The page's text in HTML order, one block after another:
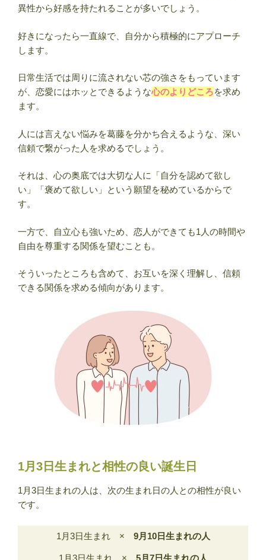
異性から好感を持たれることが多いでしょう。
好きになったら一直線で、自分から積極的にアプローチ
します。
日常生活では周りに流されない芯の強さをもっています
が、恋愛にはホッとできるような心のよりどころを求め
ます。
人には言えない悩みを葛藤を分かち合えるような、深い
信頼で繋がった人を求めるでしょう。
それは、心の奥底では大切な人に「自分を認めて欲し
い」「褒めて欲しい」という願望を秘めているからで
す。
一方で、自立心も強いため、恋人ができても1人の時間や
自由を尊重する関係を望むことも。
そういったところも含めて、お互いを深く理解し、信頼
できる関係を求める傾向があります。
1月3日生まれと相性の良い誕生日
1月3日生まれの人は、次の生まれ日の人との相性が良い
です。
1月3日生まれ × 9月10日生まれの人
1月3日生まれ × 5月7日生まれの人